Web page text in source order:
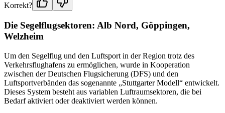
Korrekt?
Die Segelflugsektoren: Alb Nord, Göppingen,
Welzheim
Um den Segelflug und den Luftsport in der Region trotz des
Verkehrsflughafens zu ermöglichen, wurde in Kooperation
zwischen der Deutschen Flugsicherung (DFS) und den
Luftsportverbänden das sogenannte „Stuttgarter Modell“ entwickelt.
Dieses System besteht aus variablen Luftraumsektoren, die bei
Bedarf aktiviert oder deaktiviert werden können.